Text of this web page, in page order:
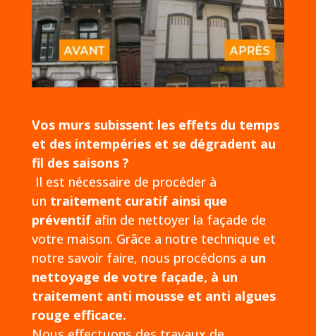
Vos murs subissent les effets du temps
et des intempéries et se dégradent au
fil des saisons ?
Il est nécessaire de procéder à
un traitement curatif ainsi que
préventifafin de nettoyer la façade de
votre maison. Grâce a notre technique et
notre savoir faire, nous procédons a un
nettoyage de votre façade, à un
traitement anti mousse et anti algues
rouge efficace.